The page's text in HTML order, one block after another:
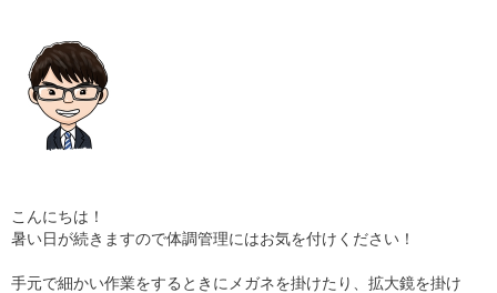
こんにちは！
暑い日が続きますので体調管理にはお気を付けください！
手元で細かい作業をするときにメガネを掛けたり、拡大鏡を掛け